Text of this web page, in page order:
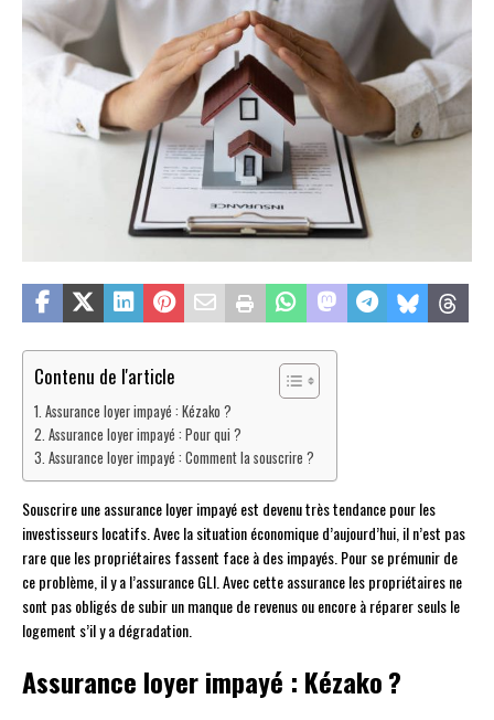
Contenu de l'article
Assurance loyer impayé : Kézako ?
Assurance loyer impayé : Pour qui ?
Assurance loyer impayé : Comment la souscrire ?
Souscrire une assurance loyer impayé est devenu très tendance pour les
investisseurs locatifs. Avec la situation économique d’aujourd’hui, il n’est pas
rare que les propriétaires fassent face à des impayés. Pour se prémunir de
ce problème, il y a l’assurance GLI. Avec cette assurance les propriétaires ne
sont pas obligés de subir un manque de revenus ou encore à réparer seuls le
logement s’il y a dégradation.
Assurance loyer impayé : Kézako ?